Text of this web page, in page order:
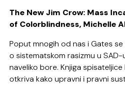
The New Jim Crow: Mass
of Colorblindness, Michelle
Poput mnogih od nas i Gates
o sistematskom rasizmu u SAD-
naveliko bore. Knjiga
otkriva kako upravni i pravni